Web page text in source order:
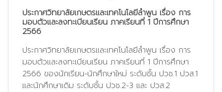
ประกาศวิทยาลัยเกษตรและเทคโนโลยีลำพูน เรื่อง การ
มอบตัวและลงทะเบียนเรียน ภาคเรียนที่ 1 ปีการศึกษา
2566
ประกาศวิทยาลัยเกษตรและเทคโนโลยีลำพูน เรื่อง การ
มอบตัวและลงทะเบียนเรียน ภาคเรียนที่ 1 ปีการศึกษา
2566 ของนักเรียน-นักศึกษาใหม่ ระดับชั้น ปวช.1 ปวส.1
และนักศึกษาเดิม ระดับชั้น ปวช.2-3 และ ปวส.2